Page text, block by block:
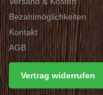
Bezahlmöglichkeiten
Kontakt
AGB
Vertrag widerrufen